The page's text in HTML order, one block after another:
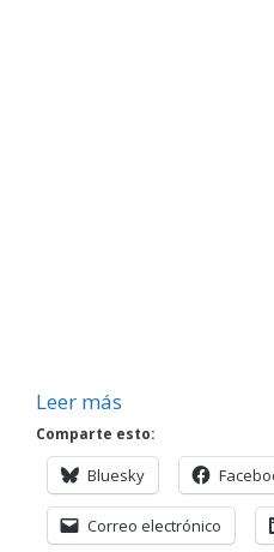
Leer más
Comparte esto:
Bluesky
Correo electrónico